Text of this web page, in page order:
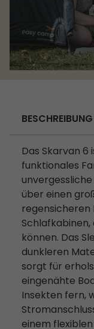
BESCHREIBUNG
Das Skarvan 6
funktionales
über einen
können. Das
dunkleren
sorgt für
eingenähte
Insekten fern,
einem